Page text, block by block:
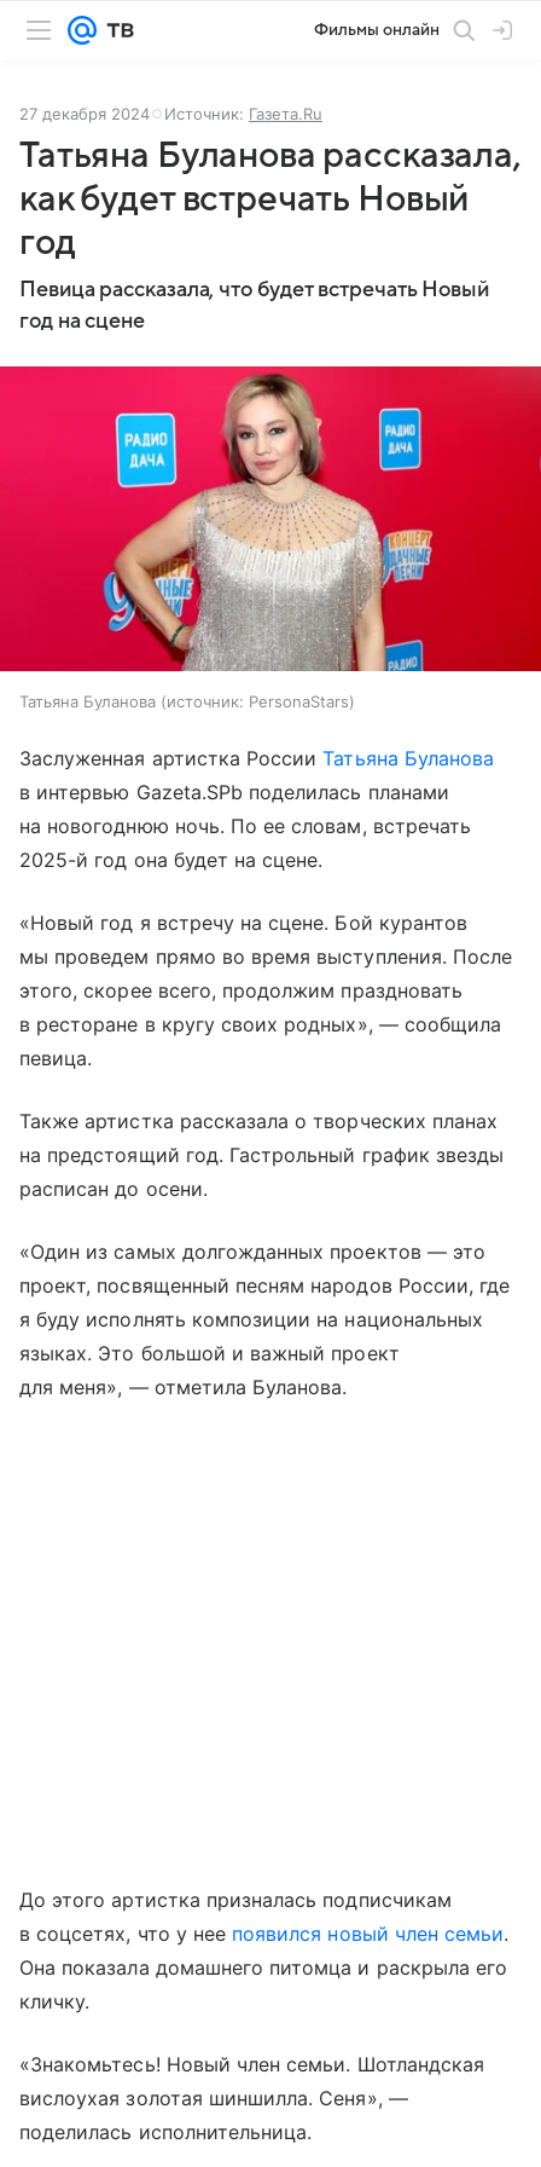
Фильмы онлайн
27 декабря 2024 Источник: Газета.Ru
Татьяна Буланова рассказала,
как будет встречать Новый
год
Певица рассказала, что будет встречать Новый
год на сцене
Татьяна Буланова источник: PersonaStars
Заслуженная артистка РоссииТатьяна Буланова
в интервью Gazeta.SPb поделилась планами
на новогоднюю ночь. По ее словам, встречать
2025-й год она будет на сцене.
«Новый год я встречу на сцене. Бой курантов
мы проведем прямо во время выступления. После
этого, скорее всего, продолжим праздновать
в ресторане в кругу своих родных», — сообщила
певица.
Также артистка рассказала о творческих планах
на предстоящий год. Гастрольный график звезды
расписан до осени.
«Один из самых долгожданных проектов — это
проект, посвященный песням народов России, где
я буду исполнять композиции на национальных
языках. Это большой и важный проект
для меня», — отметила Буланова.
До этого артистка призналась подписчикам
в соцсетях, что у нее появился новый член семьи.
Она показала домашнего питомца и раскрыла его
кличку.
«Знакомьтесь! Новый член семьи. Шотландская
вислоухая золотая шиншилла. Сеня», —
поделилась исполнительница.